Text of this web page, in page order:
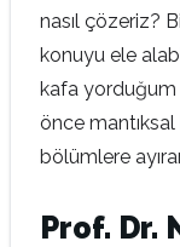
nasıl çözeriz?
konuyu ele
kafa yorduğum
önce
bölümlere
Prof. Dr.